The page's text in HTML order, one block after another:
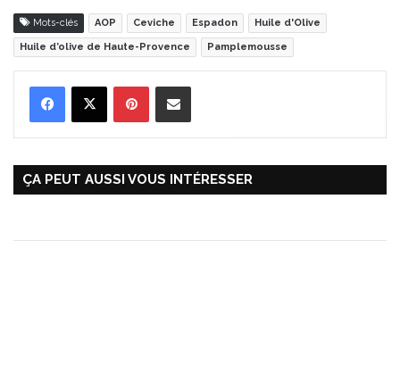
Mots-clés AOP Ceviche Espadon Huile d'Olive
Huile d’olive de Haute-Provence Pamplemousse
ÇA PEUT AUSSI VOUS INTÉRESSER